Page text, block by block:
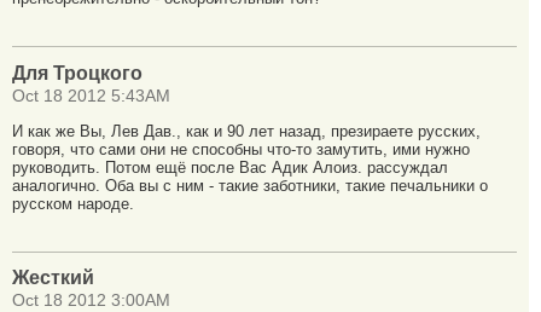
Для Троцкого
Oct 18 2012 5:43AM
И как же Вы, Лев Дав., как и 90 лет назад, презираете русских,
говоря, что сами они не способны что-то замутить, ими нужно
руководить. Потом ещё после Вас Адик Алоиз. рассуждал
аналогично. Оба вы с ним - такие заботники, такие печальники о
русском народе.
Жесткий
Oct 18 2012 3:00AM